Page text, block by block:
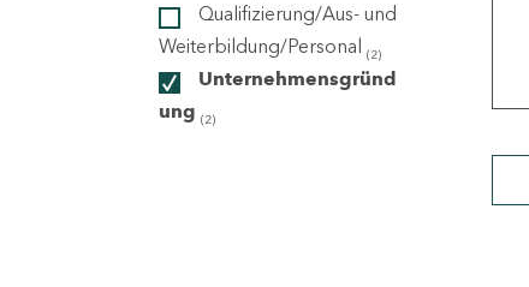
Qualifizierung/Aus- und
Weiterbildung/Personal (2)
Unternehmensgründ
ung (2)